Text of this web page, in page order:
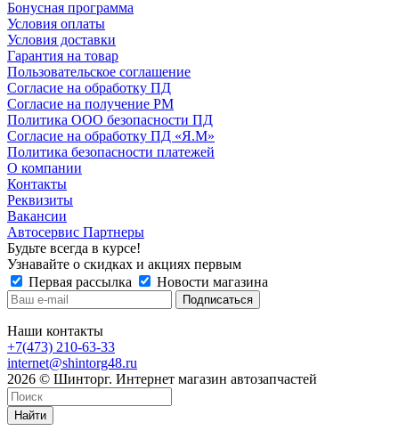
Бонусная программа
Условия оплаты
Условия доставки
Гарантия на товар
Пользовательское соглашение
Согласие на обработку ПД
Согласие на получение РМ
Политика ООО безопасности ПД
Согласие на обработку ПД «Я.М»
Политика безопасности платежей
О компании
Контакты
Реквизиты
Вакансии
Автосервис Партнеры
Будьте всегда в курсе!
Узнавайте о скидках и акциях первым
Первая рассылка
Новости магазина
Наши контакты
+7(473) 210-63-33
internet@shintorg48.ru
2026 © Шинторг. Интернет магазин автозапчастей
Найти